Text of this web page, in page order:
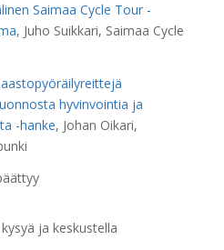
Saimaa Cycle Tour -
, Juho Suikkari, Saimaa Cycle
hyvinvointia ja
-hanke, Johan Oikari,
ja keskustella